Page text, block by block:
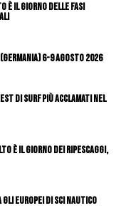
è il giorno delle fasi
6-9 agosto 2026
di surf più acclamati nel
è il giorno dei ripescaggi,
gli Europei di Sci Nautico